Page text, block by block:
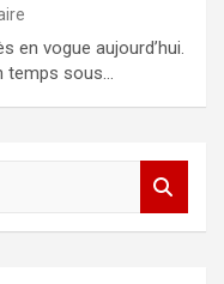
en vogue aujourd’hui.
temps sous…